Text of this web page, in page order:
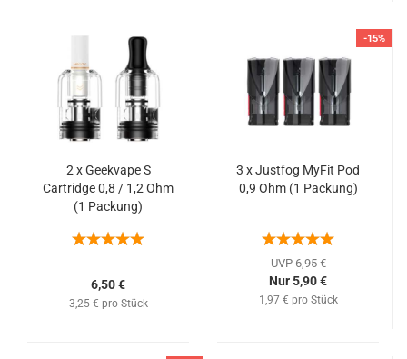
2 x Geekvape S
Cartridge 0,8 / 1,2 Ohm
(1 Packung)
6,50 €
3,25 € pro Stück
-15%
3 x Justfog MyFit Pod
0,9 Ohm (1 Packung)
UVP 6,95 €
Nur 5,90 €
1,97 € pro Stück